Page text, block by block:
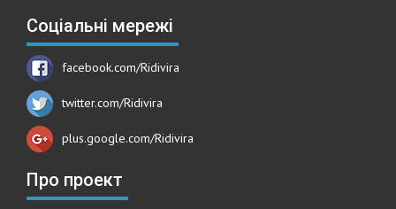
Соціальні мережі
facebook.com/Ridivira
twitter.com/Ridivira
plus.google.com/Ridivira
Про проект